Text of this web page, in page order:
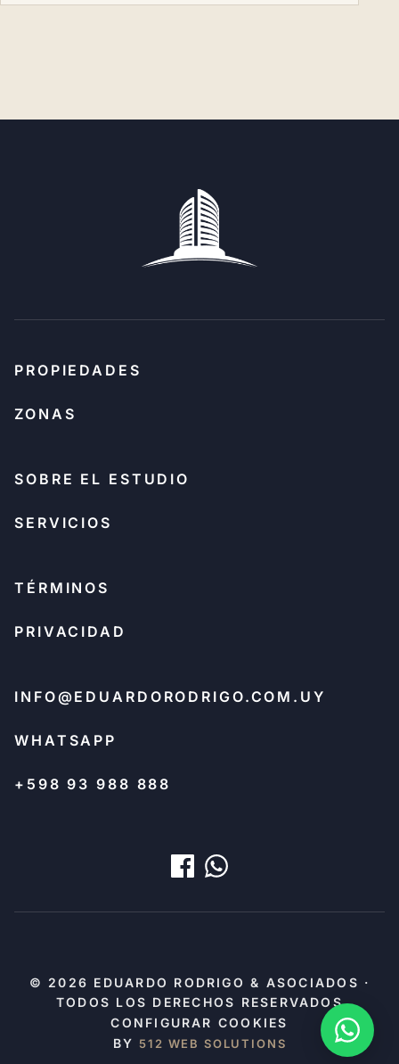
PROPIEDADES
ZONAS
SOBRE EL ESTUDIO
SERVICIOS
TÉRMINOS
PRIVACIDAD
INFO@EDUARDORODRIGO.COM.UY
WHATSAPP
+598 93 988 888
© 2026 EDUARDO RODRIGO & ASOCIADOS ·
TODOS LOS DERECHOS RESERVADOS
CONFIGURAR COOKIES
BY512 WEB SOLUTIONS